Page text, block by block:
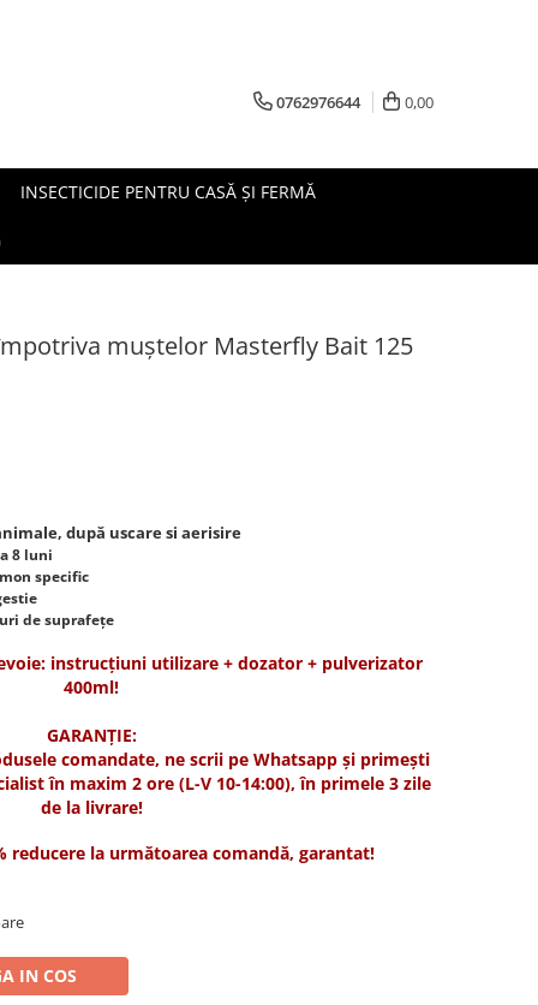
0762976644 0,00
INSECTICIDE PENTRU CASĂ ȘI FERMĂ
muștelor Masterfly Bait 125
după uscare si aerisire
8 luni
specific
de suprafețe
instrucțiuni utilizare + dozator + pulverizator
400ml!
GARANȚIE:
comandate, ne scrii pe Whatsapp și primești
în maxim 2 ore (L-V 10-14:00), în primele 3 zile
de la livrare!
reducere la următoarea comandă, garantat!
IN COS